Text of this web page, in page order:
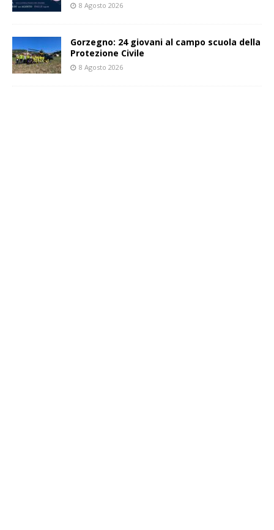
8 Agosto 2026
Gorzegno: 24 giovani al campo scuola della
Protezione Civile
8 Agosto 2026